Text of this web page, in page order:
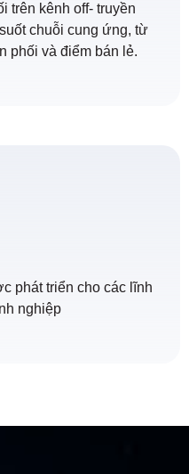
trên kênh off- truyền
chuỗi cung ứng, từ
phối và điểm bán lẻ.
phát triển cho các lĩnh
nghiệp